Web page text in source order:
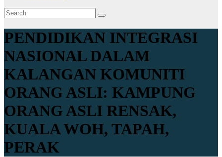
PENDIDIKAN INTEGRASI
NASIONAL DALAM
KALANGAN KOMUNITI
ORANG ASLI: KAMPUNG
ORANG ASLI RENSAK,
KUALA WOH, TAPAH,
PERAK